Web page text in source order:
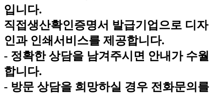
입니다.
직접생산확인증명서 발급기업으로 디자
인과 인쇄서비스를 제공합니다.
- 정확한 상담을 남겨주시면 안내가 수월
합니다.
- 방문 상담을 희망하실 경우 전화문의를